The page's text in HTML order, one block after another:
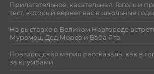
Прилагательное, касательная, Гоголь и
тест, который вернет вас в школьные годы
На выставке в Великом Новгороде
Муромец, Дед Мороз и Баба Яга
Новгородская мэрия рассказала, как в
за клумбами